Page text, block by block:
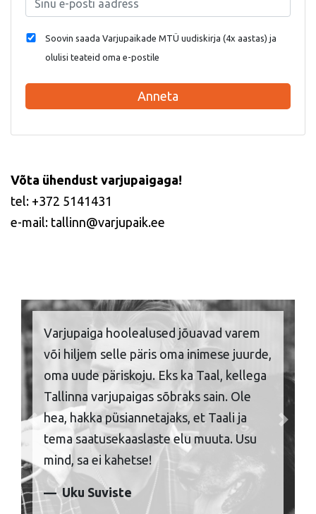
Soovin saada Varjupaikade MTÜ uudiskirja (4x aastas) ja
olulisi teateid oma e-postile
Anneta
Võta ühendust varjupaigaga!
tel: +372 5141431
e-mail: tallinn@varjupaik.ee
Varjupaiga hoolealused jõuavad varem
või hiljem selle päris oma inimese juurde,
oma uude päriskoju. Eks ka Taal, kellega
Tallinna varjupaigas sõbraks sain. Ole
hea, hakka püsiannetajaks, et Taali ja
tema saatusekaaslaste elu muuta. Usu
mind, sa ei kahetse!
Uku Suviste
Previous Next